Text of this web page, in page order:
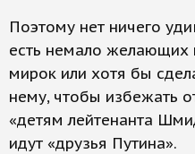
Поэтому нет ничего
есть немало желающих
мирок или хотя бы
нему, чтобы избежать
«детям лейтенанта
идут «друзья Путина».